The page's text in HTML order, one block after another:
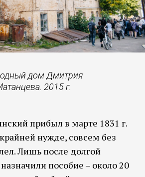
дом Дмитрия
2015 г.
прибыл в марте 1831 г.
нужде, совсем без
Лишь после долгой
пособие – около 20